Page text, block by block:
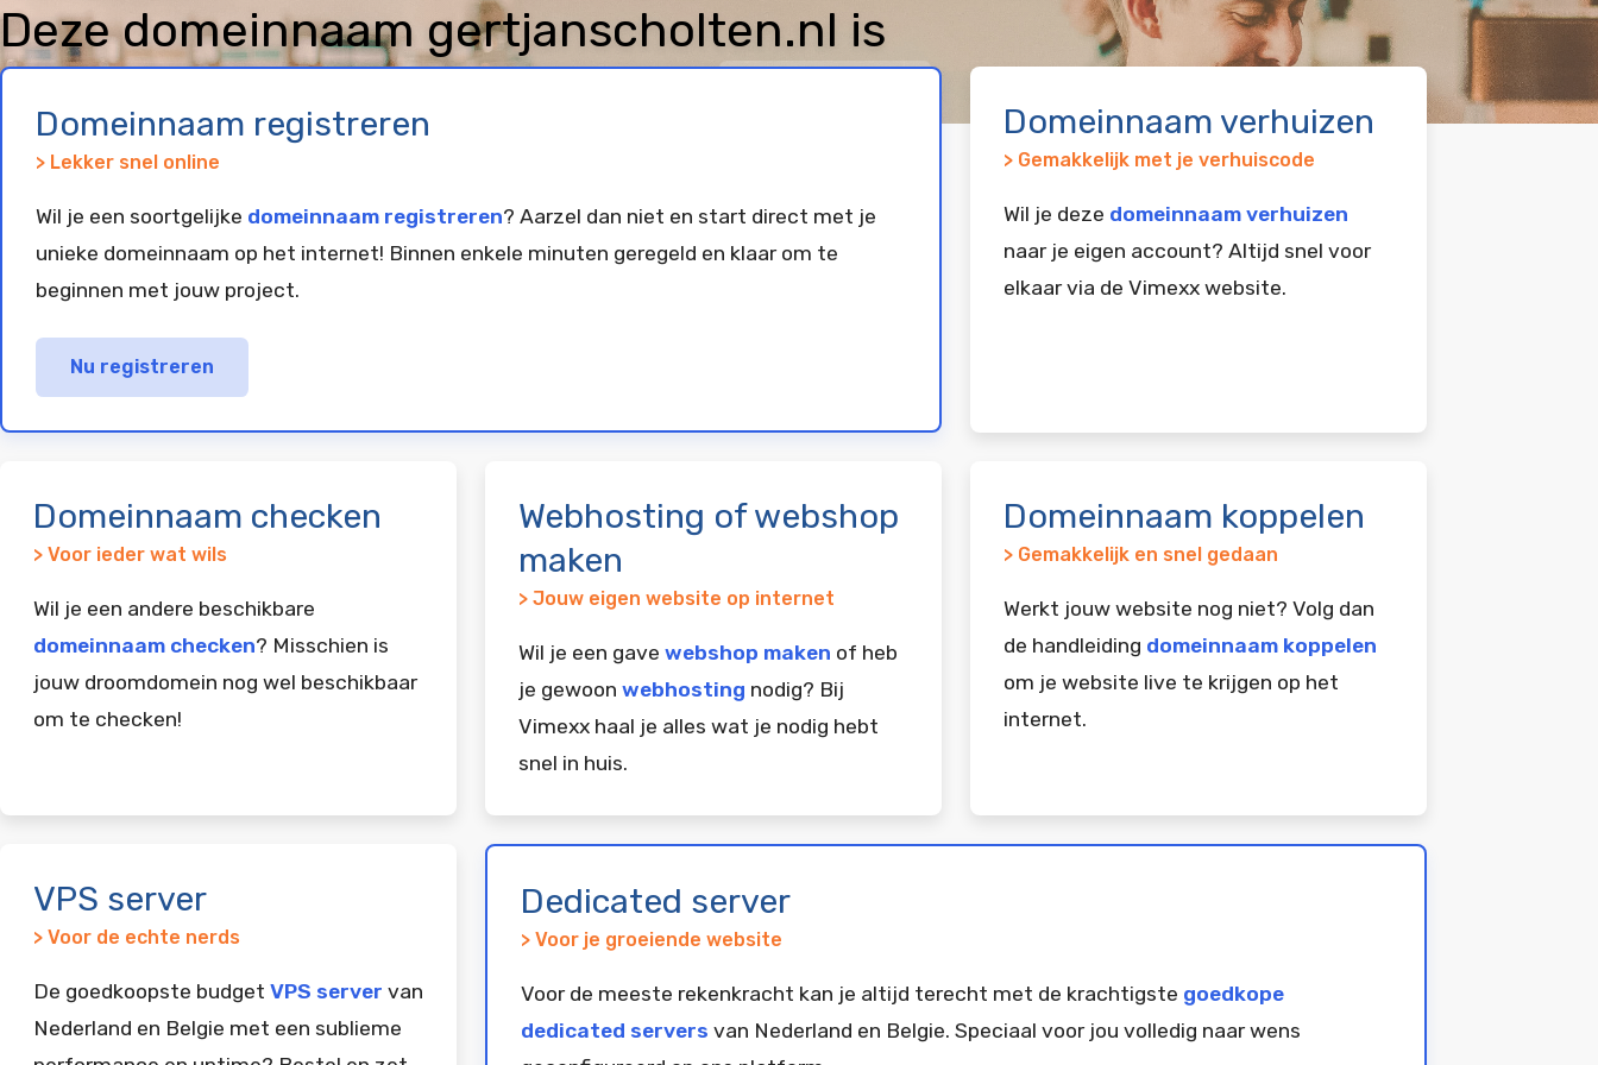
Deze domeinnaam gertjanscholten.nl is
geregistreerd en geparkeerd bij
Domeinnaam registreren
> Lekker snel online
Wil je een soortgelijke domeinnaam registreren? Aarzel dan niet en start direct met je
unieke domeinnaam op het internet! Binnen enkele minuten geregeld en klaar om te
beginnen met jouw project.
Nu registreren
Domeinnaam verhuizen
> Gemakkelijk met je verhuiscode
Wil je deze domeinnaam verhuizen
naar je eigen account? Altijd snel voor
elkaar via de Vimexx website.
Domeinnaam checken
> Voor ieder wat wils
Wil je een andere beschikbare
domeinnaam checken? Misschien is
jouw droomdomein nog wel beschikbaar
om te checken!
Webhosting of webshop
maken
> Jouw eigen website op internet
Wil je een gave webshop maken of heb
je gewoon webhosting nodig? Bij
Vimexx haal je alles wat je nodig hebt
snel in huis.
Domeinnaam koppelen
> Gemakkelijk en snel gedaan
Werkt jouw website nog niet? Volg dan
de handleiding domeinnaam koppelen
om je website live te krijgen op het
internet.
VPS server
> Voor de echte nerds
De goedkoopste budget VPS server van
Nederland en Belgie met een sublieme
Dedicated server
> Voor je groeiende website
Voor de meeste rekenkracht kan je altijd terecht met de krachtigste goedkope
dedicated servers van Nederland en Belgie. Speciaal voor jou volledig naar wens